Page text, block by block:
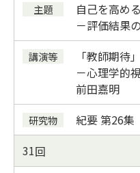
自己を高め
－評価結果
「教師期待
－心理学的
前田嘉明
紀要第26集
31